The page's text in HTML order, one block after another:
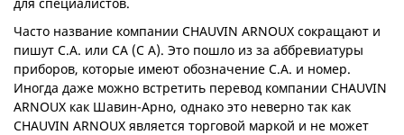
Часто название компании CHAUVIN ARNOUX сокращают и
пишут C.A. или CA (C A). Это пошло из за аббревиатуры
приборов, которые имеют обозначение C.A. и номер.
Иногда даже можно встретить перевод компании CHAUVIN
ARNOUX как Шавин-Арно, однако это неверно так как
CHAUVIN ARNOUX является торговой маркой и не может